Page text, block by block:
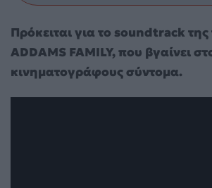
Πρόκειται για το soundtrack της
ADDAMS FAMILY, που βγαίνει
κινηματογράφους σύντομα.